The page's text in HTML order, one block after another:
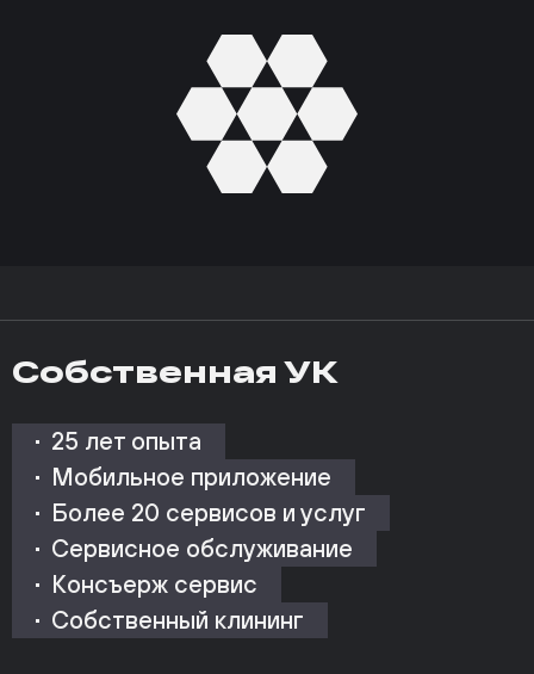
Собственная УК
25 лет опыта
Мобильное приложение
Более 20 сервисов и услуг
Сервисное обслуживание
Консъерж сервис
Собственный клининг